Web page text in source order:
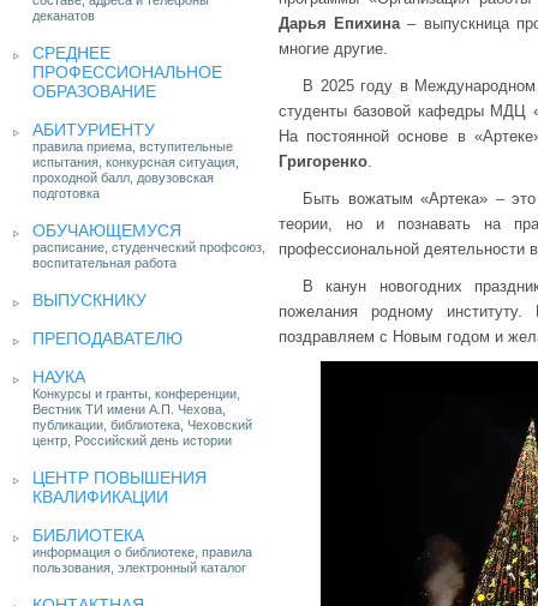
деканатов
СРЕДНЕЕ
ПРОФЕССИОНАЛЬНОЕ
ОБРАЗОВАНИЕ
АБИТУРИЕНТУ
правила приема, вступительные
испытания, конкурсная ситуация,
проходной балл, довузовская
подготовка
ОБУЧАЮЩЕМУСЯ
расписание, студенческий профсоюз,
воспитательная работа
ВЫПУСКНИКУ
ПРЕПОДАВАТЕЛЮ
НАУКА
Конкурсы и гранты, конференции,
Вестник ТИ имени А.П. Чехова,
публикации, библиотека, Чеховский
центр, Российский день истории
ЦЕНТР ПОВЫШЕНИЯ
КВАЛИФИКАЦИИ
БИБЛИОТЕКА
информация о библиотеке, правила
пользования, электронный каталог
Дарья Епихина– выпускница
многие другие.
В 2025 году в Международном
студенты базовой кафедры МДЦ
На постоянной основе в
Григоренко.
Быть вожатым «Артека» –
теории, но и познавать на
профессиональной деятельности
В канун новогодних
пожелания родному
поздравляем с Новым годом и